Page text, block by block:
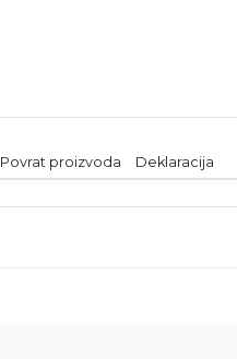
Povrat proizvoda Deklaracija